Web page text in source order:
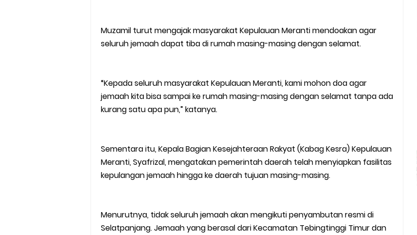
Muzamil turut mengajak masyarakat Kepulauan Meranti mendoakan agar
seluruh jemaah dapat tiba di rumah masing-masing dengan selamat.
“Kepada seluruh masyarakat Kepulauan Meranti, kami mohon doa agar
jemaah kita bisa sampai ke rumah masing-masing dengan selamat tanpa ada
kurang satu apa pun,” katanya.
Sementara itu, Kepala Bagian Kesejahteraan Rakyat (Kabag Kesra) Kepulauan
Meranti, Syafrizal, mengatakan pemerintah daerah telah menyiapkan fasilitas
kepulangan jemaah hingga ke daerah tujuan masing-masing.
Menurutnya, tidak seluruh jemaah akan mengikuti penyambutan resmi di
Selatpanjang. Jemaah yang berasal dari Kecamatan Tebingtinggi Timur dan